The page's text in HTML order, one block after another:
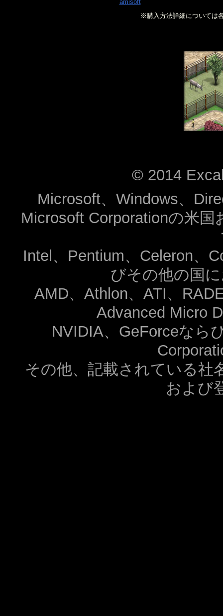
amisoft
※購入方法詳細については
© 2014
Microsoft、Windows、
Microsoft Corporationの米
Intel、Pentium、Celeron、
びその他の国
AMD、Athlon、ATI、
Advanced Micro
NVIDIA、GeForceなら
その他、記載されている社
および